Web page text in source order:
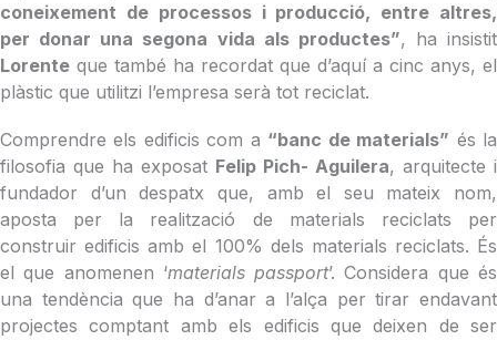
coneixement de processos i producció, entre altres,
per donar una segona vida als productes”, ha insistit
Lorente que també ha recordat que d’aquí a cinc anys, el
plàstic que utilitzi l’empresa serà tot reciclat.
Comprendre els edificis com a “banc de materials” és la
filosofia que ha exposat Felip Pich- Aguilera, arquitecte i
fundador d’un despatx que, amb el seu mateix nom,
aposta per la realització de materials reciclats per
construir edificis amb el 100% dels materials reciclats. És
el que anomenen ‘materials passport’. Considera que és
una tendència que ha d’anar a l’alça per tirar endavant
projectes comptant amb els edificis que deixen de ser